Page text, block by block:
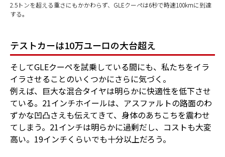
2.5トンを超える重さにもかかわらず、GLEクーペは6秒で時速100kmに到達
する。
テストカーは10万ユーロの大台超え
そしてGLEクーペを試乗している間にも、私たちをイラ
イラさせることのいくつかにさらに気づく。
例えば、巨大な混合タイヤは明らかに快適性を低下させ
ている。21インチホイールは、アスファルトの路面のわ
ずかな凹凸さえも伝えてきて、身体のあちこちを震わせ
てしまう。21インチは明らかに過剰だし、コストも大変
高い。19インチくらいでも十分以上だろう。